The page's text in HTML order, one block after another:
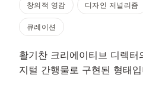
창의적 영감 디자인 저널리즘
큐레이션
활기찬 크리에이티브 디렉
지털 간행물로 구현된 형태